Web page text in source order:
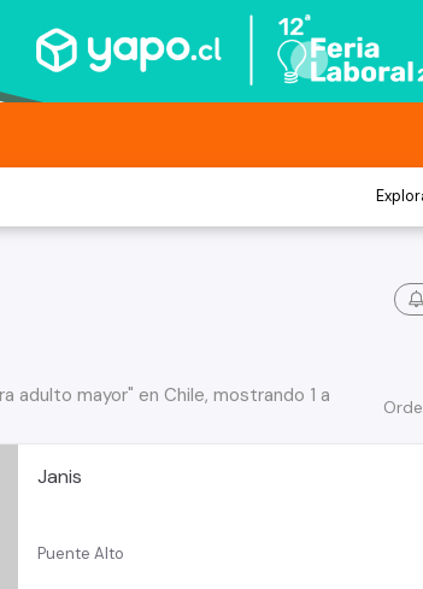
adulto mayor" en Chile, mostrando 1 a
Janis
Puente Alto